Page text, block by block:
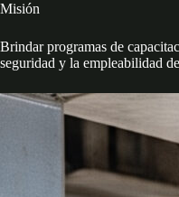
Misión
Brindar programas de
seguridad y la empleabilidad